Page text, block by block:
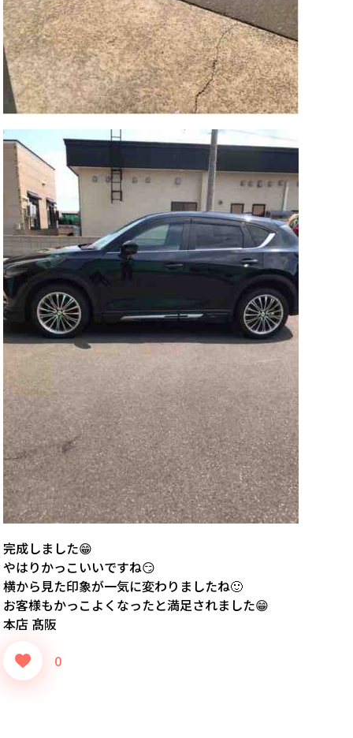
完成しました😁
やはりかっこいいですね😏
横から見た印象が一気に変わりましたね🙂
お客様もかっこよくなったと満足されました😁
本店 髙阪
0